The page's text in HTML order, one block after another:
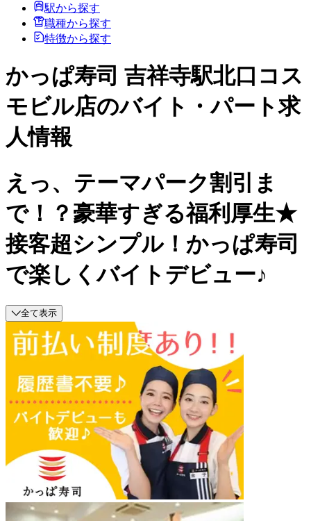
駅から探す
職種から探す
特徴から探す
かっぱ寿司 吉祥寺駅北口コス
モビル店のバイト・パート求
人情報
えっ、テーマパーク割引ま
で！？豪華すぎる福利厚生★
接客超シンプル！かっぱ寿司
で楽しくバイトデビュー♪
全て表示